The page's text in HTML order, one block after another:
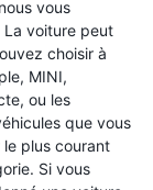
vous
voiture peut
choisir à
MINI,
ou les
que vous
plus courant
Si vous